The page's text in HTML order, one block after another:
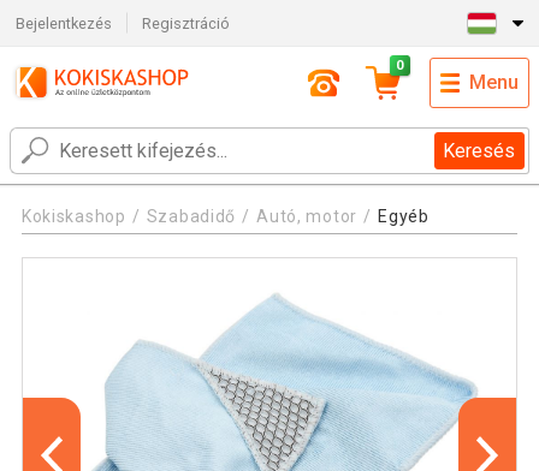
Bejelentkezés Regisztráció
Keresés
0
Menu
Kokiskashop Szabadidő Autó, motor Egyéb